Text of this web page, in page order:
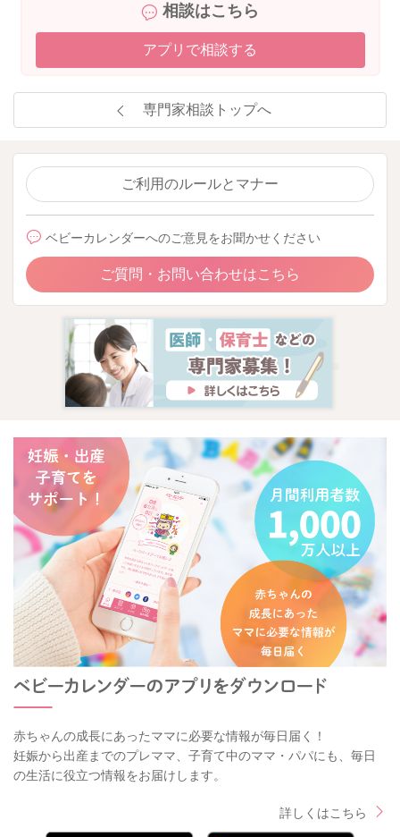
相談はこちら
アプリで相談する
専門家相談トップへ
ご利用のルールとマナー
ベビーカレンダーへのご意見をお聞かせください
ご質問・お問い合わせはこちら
赤ちゃんの成長にあったママに必要な情報が毎日届く！
妊娠から出産までのプレママ、子育て中のママ・パパにも、毎日
の生活に役立つ情報をお届けします。
詳しくはこちら